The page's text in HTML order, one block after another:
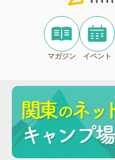
マガジン イベント